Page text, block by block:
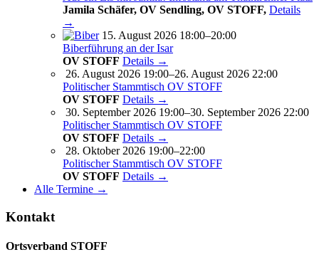
Jamila Schäfer, OV Sendling, OV STOFF, Details
→
15. August 2026 18:00–20:00
Biberführung an der Isar
OV STOFF Details →
26. August 2026 19:00–26. August 2026 22:00
Politischer Stammtisch OV STOFF
OV STOFF Details →
30. September 2026 19:00–30. September 2026 22:00
Politischer Stammtisch OV STOFF
OV STOFF Details →
28. Oktober 2026 19:00–22:00
Politischer Stammtisch OV STOFF
OV STOFF Details →
Alle Termine →
Kontakt
Ortsverband STOFF